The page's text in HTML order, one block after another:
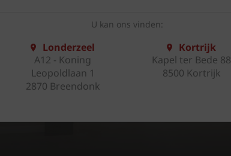
U kan ons vinden:
Londerzeel
A12 - Koning
Leopoldlaan 1
2870 Breendonk
Kortrijk
Kapel ter Bede 88
8500 Kortrijk